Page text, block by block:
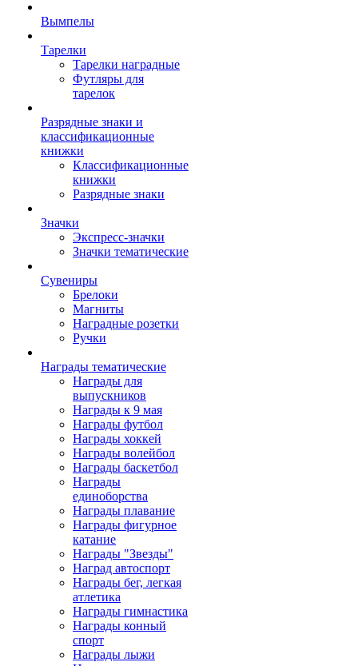
Вымпелы
Тарелки
Тарелки наградные
Футляры для
тарелок
Разрядные знаки и
классификационные
книжки
Классификационные
книжки
Разрядные знаки
Значки
Экспресс-значки
Значки тематические
Сувениры
Брелоки
Магниты
Наградные розетки
Ручки
Награды тематические
Награды для
выпускников
Награды к 9 мая
Награды футбол
Награды хоккей
Награды волейбол
Награды баскетбол
Награды
единоборства
Награды плавание
Награды фигурное
катание
Награды "Звезды"
Наград автоспорт
Награды бег, легкая
атлетика
Награды гимнастика
Награды конный
спорт
Награды лыжи